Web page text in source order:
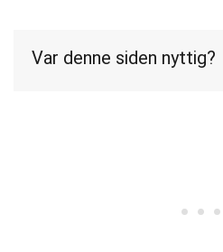
Var denne siden nyttig?